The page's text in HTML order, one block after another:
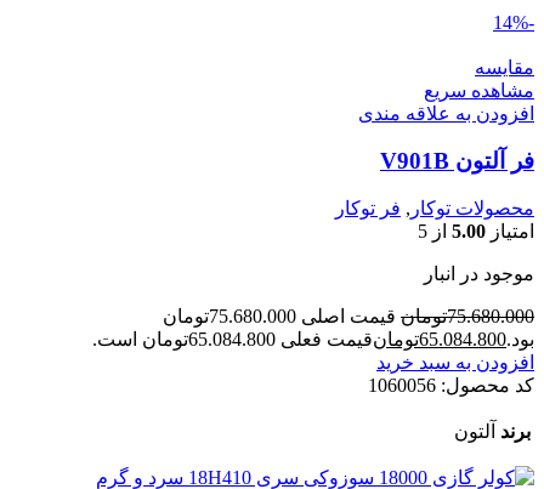
-14%
مقایسه
مشاهده سریع
افزودن به علاقه مندی
فر آلتون V901B
محصولات توکار , فر توکار
امتیاز 5.00 از 5
موجود در انبار
75.680.000تومان
قیمت اصلی 75.680.000تومان
بود.65.084.800تومانقیمت فعلی 65.084.800تومان است.
افزودن به سبد خرید
کد محصول: 1060056
برند آلتون